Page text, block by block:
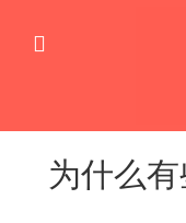
为什么